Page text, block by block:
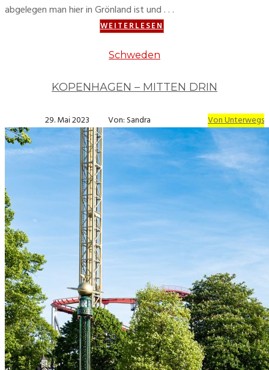
abgelegen man hier in Grönland ist und . . .
WEITERLESEN
Schweden
KOPENHAGEN – MITTEN DRIN
29. Mai 2023 Von: Sandra Von Unterwegs